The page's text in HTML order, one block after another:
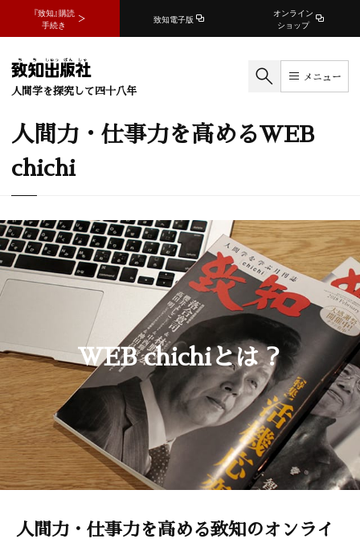
『致知』購読
手続き
致知電子版
オンライン
ショップ
人間学を探究して四十八年
メニュー
人間力・仕事力を高めるWEB
chichi
WEB chichiとは？
人間力・仕事力を高める致知のオンライ